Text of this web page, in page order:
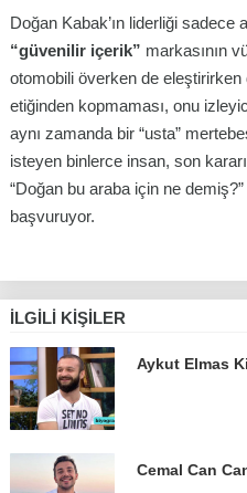
Doğan Kabak’ın liderliği sadece
“güvenilir içerik” markasının
otomobili överken de eleştirirken
etiğinden kopmaması, onu
aynı zamanda bir “usta”
isteyen binlerce insan, son
“Doğan bu araba için ne
başvuruyor.
İLGILI KIŞILER
Aykut Elmas
Cemal Can